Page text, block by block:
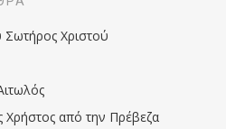
Χριστού
Χρήστος από την Πρέβεζα